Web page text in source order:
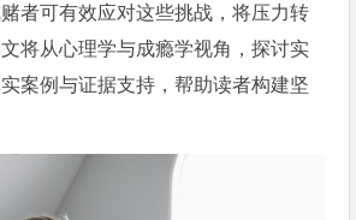
者可有效应对这些挑战，将压力转
将从心理学与成瘾学视角，探讨实
案例与证据支持，帮助读者构建坚